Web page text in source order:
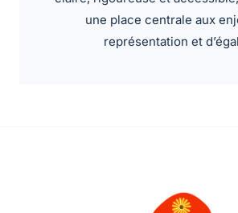
une place centrale aux
représentation et